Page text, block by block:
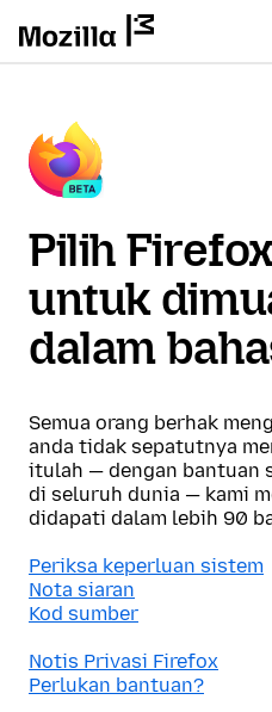
Pilih
untuk
dalam
Semua orang berhak
anda tidak sepatutnya
itulah — dengan bantuan
di seluruh dunia — kami
didapati dalam lebih 90
Periksa keperluan sistem
Nota siaran
Kod sumber
Notis Privasi Firefox
Perlukan bantuan?